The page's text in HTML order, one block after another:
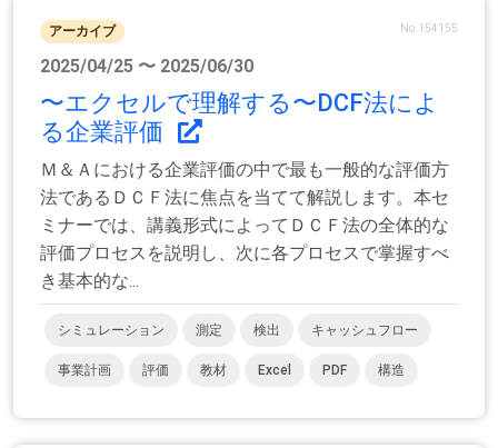
アーカイブ No.154155
2025/04/25 〜 2025/06/30
〜エクセルで理解する〜DCF法によ
る企業評価
Ｍ＆Ａにおける企業評価の中で最も一般的な評価方
法であるＤＣＦ法に焦点を当てて解説します。本セ
ミナーでは、講義形式によってＤＣＦ法の全体的な
評価プロセスを説明し、次に各プロセスで掌握すべ
き基本的な...
シミュレーション 測定 検出 キャッシュフロー
事業計画 評価 教材 Excel PDF 構造